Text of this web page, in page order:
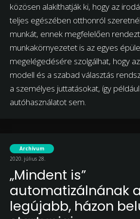
közösen alakíthatják ki, hogy az
teljes egészében otthonról
munkát, ennek megfelelően
munkakörnyezetet is az egyes
megelégedésére szolgálhat, hogy
modell és a szabad választás
a személyes juttatásokat, így
autóhasználatot sem.
Archívum
2020. július 28.
„Mindent is”
automatizálnának
legújabb, házon